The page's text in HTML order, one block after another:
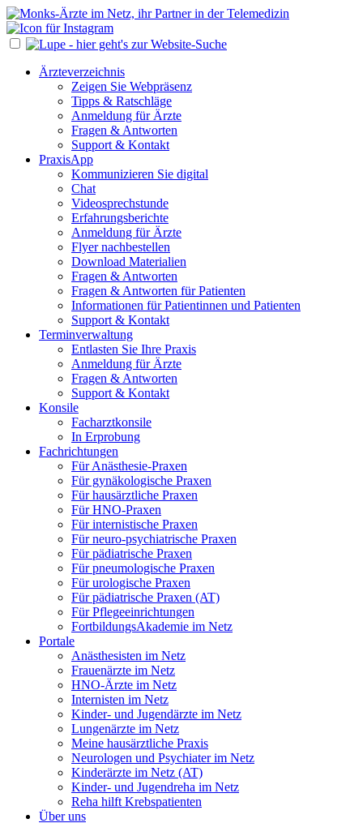
Ärzteverzeichnis
Zeigen Sie Webpräsenz
Tipps & Ratschläge
Anmeldung für Ärzte
Fragen & Antworten
Support & Kontakt
PraxisApp
Kommunizieren Sie digital
Chat
Videosprechstunde
Erfahrungsberichte
Anmeldung für Ärzte
Flyer nachbestellen
Download Materialien
Fragen & Antworten
Fragen & Antworten für Patienten
Informationen für Patientinnen und Patienten
Support & Kontakt
Terminverwaltung
Entlasten Sie Ihre Praxis
Anmeldung für Ärzte
Fragen & Antworten
Support & Kontakt
Konsile
Facharztkonsile
In Erprobung
Fachrichtungen
Für Anästhesie-Praxen
Für gynäkologische Praxen
Für hausärztliche Praxen
Für HNO-Praxen
Für internistische Praxen
Für neuro-psychiatrische Praxen
Für pädiatrische Praxen
Für pneumologische Praxen
Für urologische Praxen
Für pädiatrische Praxen (AT)
Für Pflegeeinrichtungen
FortbildungsAkademie im Netz
Portale
Anästhesisten im Netz
Frauenärzte im Netz
HNO-Ärzte im Netz
Internisten im Netz
Kinder- und Jugendärzte im Netz
Lungenärzte im Netz
Meine hausärztliche Praxis
Neurologen und Psychiater im Netz
Kinderärzte im Netz (AT)
Kinder- und Jugendreha im Netz
Reha hilft Krebspatienten
Über uns